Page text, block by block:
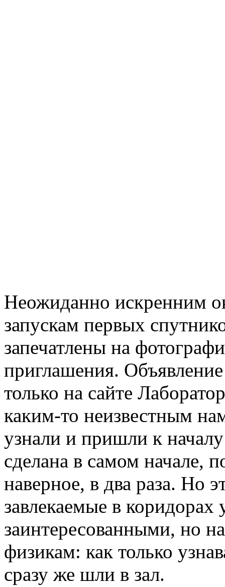
Неожиданно искренним
запускам первых
запечатлены на
приглашения.
только на сайте
каким-то неизвестным
узнали и пришли к
сделана в самом начале,
наверное, в два раза. Но
завлекаемые в коридорах
заинтересованными, но
физикам: как только
сразу же шли в зал.